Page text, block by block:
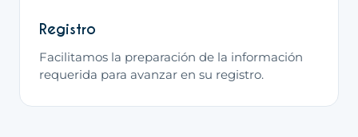
Registro
Facilitamos la preparación de la información
requerida para avanzar en su registro.